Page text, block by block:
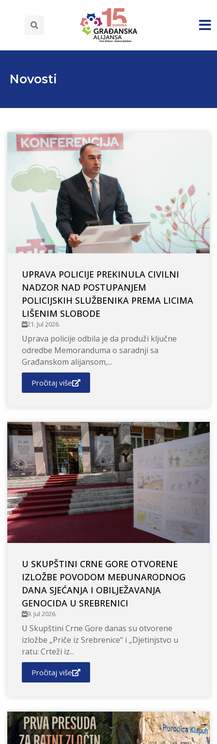
Novosti
UPRAVA POLICIJE PREKINULA CIVILNI
NADZOR NAD POSTUPANJEM
POLICIJSKIH SLUŽBENIKA PREMA LICIMA
LIŠENIM SLOBODE
21. Jul 2026.
Uprava policije odbila je da produži ključne
odredbe Memoranduma o saradnji sa
Građanskom alijansom,...
Pročitaj više
U SKUPŠTINI CRNE GORE OTVORENE
IZLOŽBE POVODOM MEĐUNARODNOG
DANA SJEĆANJA I OBILJEŽAVANJA
GENOCIDA U SREBRENICI
9. Jul 2026.
U Skupštini Crne Gore danas su otvorene
izložbe „Priče iz Srebrenice“ i „Djetinjstvo u
ratu: Crteži iz...
Pročitaj više